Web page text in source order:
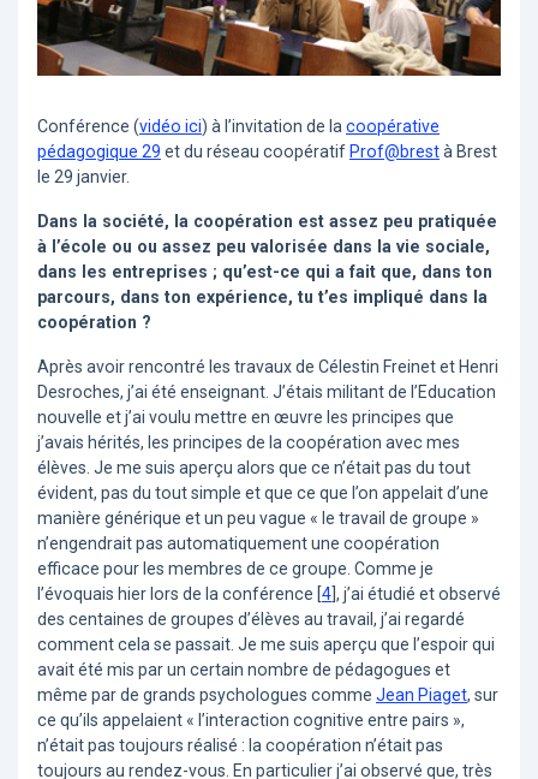
Conférence (vidéo ici) à l’invitation de la coopérative
pédagogique 29 et du réseau coopératif Prof@brestà Brest
le 29 janvier.
Dans la société, la coopération est assez peu pratiquée
à l’école ou ou assez peu valorisée dans la vie sociale,
dans les entreprises ; qu’est-ce qui a fait que, dans ton
parcours, dans ton expérience, tu t’es impliqué dans la
coopération ?
Après avoir rencontré les travaux de Célestin Freinet et Henri
Desroches, j’ai été enseignant. J’étais militant de l’Education
nouvelle et j’ai voulu mettre en œuvre les principes que
j’avais hérités, les principes de la coopération avec mes
élèves. Je me suis aperçu alors que ce n’était pas du tout
évident, pas du tout simple et que ce que l’on appelait d’une
manière générique et un peu vague « le travail de groupe »
n’engendrait pas automatiquement une coopération
efficace pour les membres de ce groupe. Comme je
l’évoquais hier lors de la conférence [4 , j’ai étudié et observé
des centaines de groupes d’élèves au travail, j’ai regardé
comment cela se passait. Je me suis aperçu que l’espoir qui
avait été mis par un certain nombre de pédagogues et
même par de grands psychologues comme Jean Piaget, sur
ce qu’ils appelaient « l’interaction cognitive entre pairs »,
n’était pas toujours réalisé : la coopération n’était pas
toujours au rendez-vous. En particulier j’ai observé que, très